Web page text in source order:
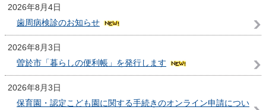
2026年8月4日
歯周病検診のお知らせ
2026年8月3日
曽於市「暮らしの便利帳」を発行します
2026年8月3日
保育園・認定こども園に関する手続きのオンライン申請につい